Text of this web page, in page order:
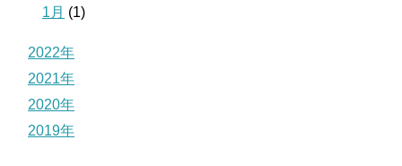
1月 (1)
2022年
2021年
2020年
2019年